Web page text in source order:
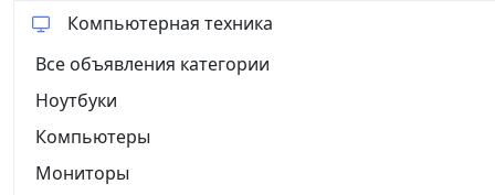
Компьютерная техника
Все объявления категории
Ноутбуки
Компьютеры
Мониторы